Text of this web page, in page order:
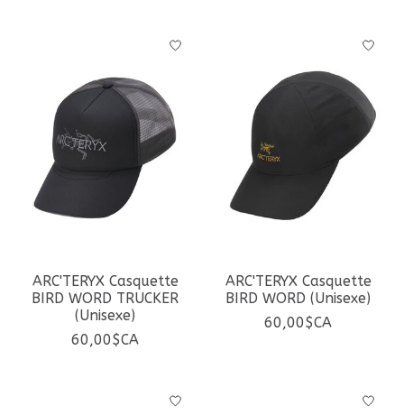
ARC'TERYX Casquette
BIRD WORD TRUCKER
(Unisexe)
60,00$CA
ARC'TERYX Casquette
BIRD WORD (Unisexe)
60,00$CA